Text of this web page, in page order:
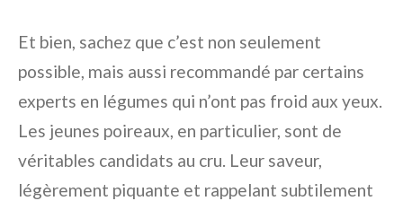
Et bien, sachez que c’est non seulement
possible, mais aussi recommandé par certains
experts en légumes qui n’ont pas froid aux yeux.
Les jeunes poireaux, en particulier, sont de
véritables candidats au cru. Leur saveur,
légèrement piquante et rappelant subtilement